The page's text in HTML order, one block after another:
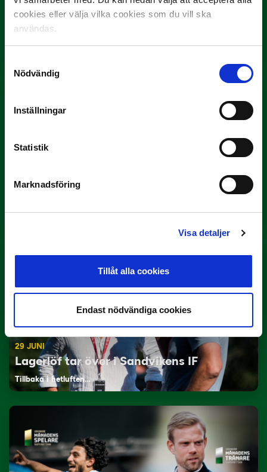
cookies eller välja vilka cookies som du vill ska
användas.
Nödvändig
Inställningar
Statistik
Marknadsföring
Visa detaljer
Tillåt alla cookies
Endast nödvändiga cookies
3 JULI
Rösta på Månadens Spelare i juni
3 JULI
Här är de…
29 JUNI
Lagerlöf tar över i Sandvikens IF
Tillbaka i hetluften…